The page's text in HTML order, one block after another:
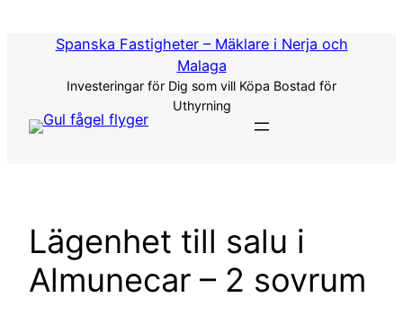
Spanska Fastigheter – Mäklare i Nerja och
Malaga
Investeringar för Dig som vill Köpa Bostad för
Uthyrning
Lägenhet till salu i
Almunecar – 2 sovrum